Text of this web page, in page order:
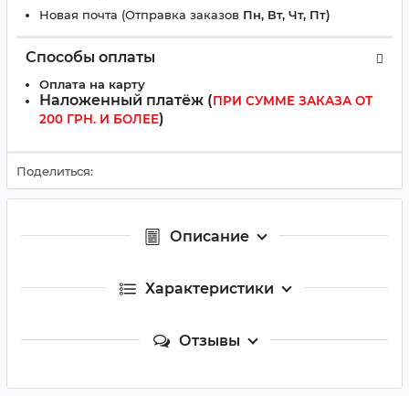
Новая почта (Отправка заказов Пн, Вт, Чт, Пт)
Способы оплаты
Оплата на карту
Наложенный платёж (ПРИ СУММЕ ЗАКАЗА ОТ
200 ГРН. И БОЛЕЕ)
Поделиться:
Описание
Характеристики
Отзывы